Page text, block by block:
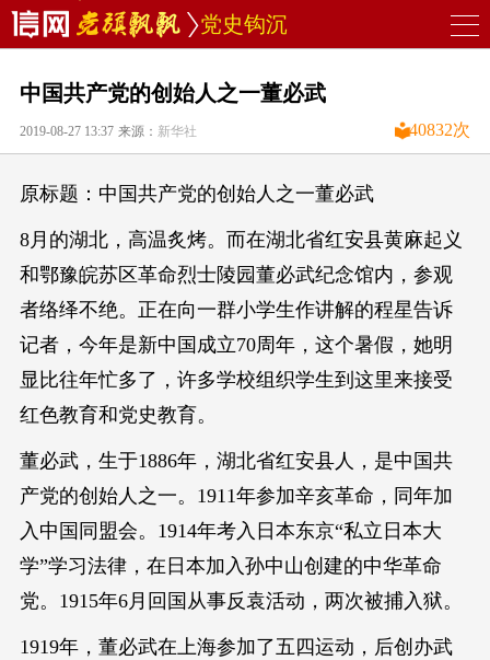
党史钩沉
中国共产党的创始人之一董必武
2019-08-27 13:37 来源： 新华社 40832次
原标题：中国共产党的创始人之一董必武
8月的湖北，高温炙烤。而在湖北省红安县黄麻起义
和鄂豫皖苏区革命烈士陵园董必武纪念馆内，参观
者络绎不绝。正在向一群小学生作讲解的程星告诉
记者，今年是新中国成立70周年，这个暑假，她明
显比往年忙多了，许多学校组织学生到这里来接受
红色教育和党史教育。
董必武，生于1886年，湖北省红安县人，是中国共
产党的创始人之一。1911年参加辛亥革命，同年加
入中国同盟会。1914年考入日本东京“私立日本大
学”学习法律，在日本加入孙中山创建的中华革命
党。1915年6月回国从事反袁活动，两次被捕入狱。
1919年，董必武在上海参加了五四运动，后创办武